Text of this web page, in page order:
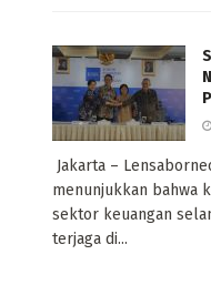
Jakarta –
menunjukkan bahwa
sektor keuangan
terjaga di...